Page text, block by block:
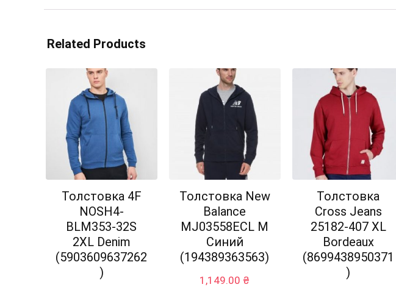
Related Products
Толстовка 4F
NOSH4-
BLM353-32S
2XL Denim
(5903609637262
)
Толстовка New
Balance
MJ03558ECL M
Синий
(194389363563)
1,149.00 ₴
Толстовка
Cross Jeans
25182-407 XL
Bordeaux
(8699438950371
)